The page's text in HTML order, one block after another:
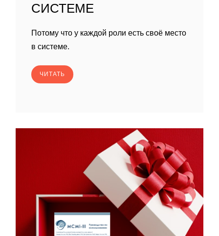
СИСТЕМЕ
Потому что у каждой роли есть своё место
в системе.
ЧИТАТЬ